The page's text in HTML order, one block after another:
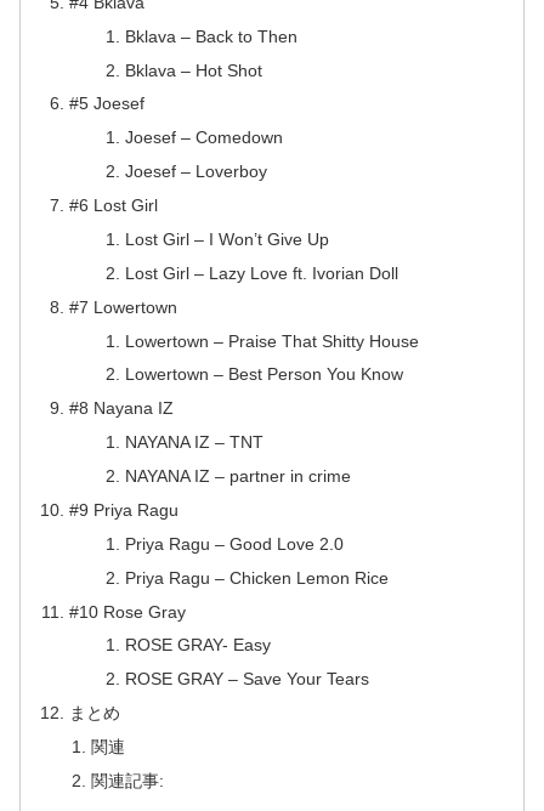
Bklava – Back to Then
Bklava – Hot Shot
#5 Joesef
Joesef – Comedown
Joesef – Loverboy
#6 Lost Girl
Lost Girl – I Won’t Give Up
Lost Girl – Lazy Love ft. Ivorian Doll
#7 Lowertown
Lowertown – Praise That Shitty House
Lowertown – Best Person You Know
#8 Nayana IZ
NAYANA IZ – TNT
NAYANA IZ – partner in crime
#9 Priya Ragu
Priya Ragu – Good Love 2.0
Priya Ragu – Chicken Lemon Rice
#10 Rose Gray
ROSE GRAY- Easy
ROSE GRAY – Save Your Tears
まとめ
関連
関連記事: